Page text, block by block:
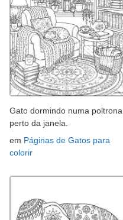
Gato dormindo numa poltrona
perto da janela.
em Páginas de Gatos para
colorir